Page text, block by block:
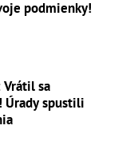
podmienky!
Vrátil sa
Úrady spustili